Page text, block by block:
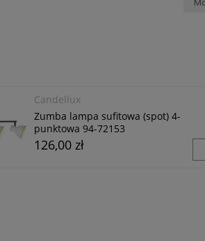
Candellux
Zumba lampa sufitowa (spot) 4-
punktowa 94-72153
126,00 zł